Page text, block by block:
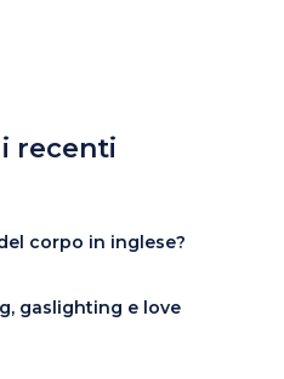
recenti
corpo in inglese?
gaslighting e love